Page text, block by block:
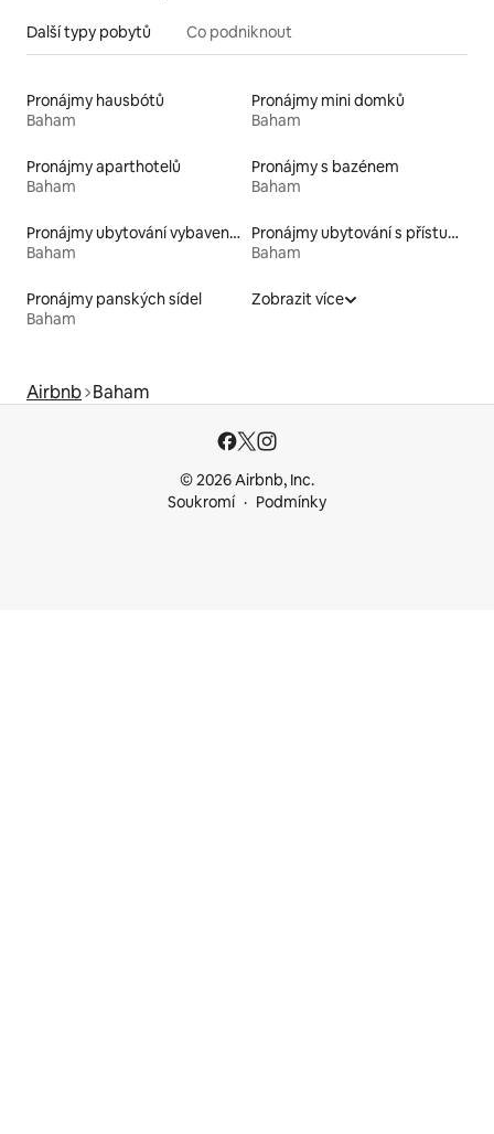
Další typy pobytů Co podniknout
Pronájmy hausbótů
Baham
Pronájmy mini domků
Baham
Pronájmy aparthotelů
Baham
Pronájmy s bazénem
Baham
Pronájmy ubytování vybavených kajakem
Baham
Pronájmy ubytování s přístupem na pláž
Baham
Pronájmy panských sídel
Baham
Zobrazit více
Airbnb Baham
© 2026 Airbnb, Inc.
Soukromí
Podmínky